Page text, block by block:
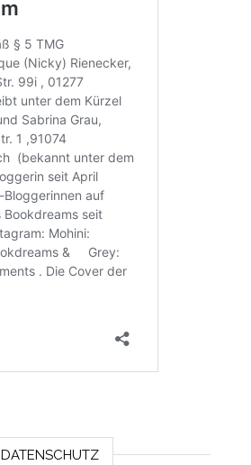
DATENSCHUTZ